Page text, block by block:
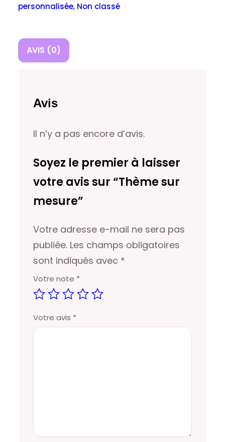
personnalisée, Non classé
AVIS (0)
Avis
Il n’y a pas encore d’avis.
Soyez le premier à laisser
votre avis sur “Thème sur
mesure”
Votre adresse e-mail ne sera pas
publiée. Les champs obligatoires
sont indiqués avec *
Votre note *
Votre avis *